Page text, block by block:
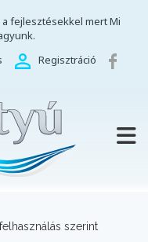
fejlesztésekkel mert Mi
Regisztráció
szerint